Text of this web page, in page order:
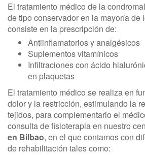
El tratamiento médico de la
de tipo conservador en la mayoría de
consiste en la prescripción de:
Antiinflamatorios y analgésicos
Suplementos vitamínicos
Infiltraciones con ácido
en plaquetas
El tratamiento médico se realiza en
dolor y la restricción, estimulando la
tejidos, para complementario el
consulta de fisioterapia en nuestro
en Bilbao, en el que contamos con
de rehabilitación tales como: